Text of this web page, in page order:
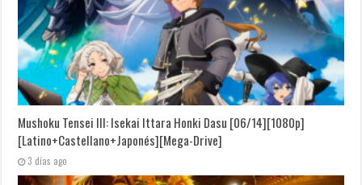
Mushoku Tensei III: Isekai Ittara Honki Dasu [06/14][1080p]
[Latino+Castellano+Japonés][Mega-Drive]
3 días ago